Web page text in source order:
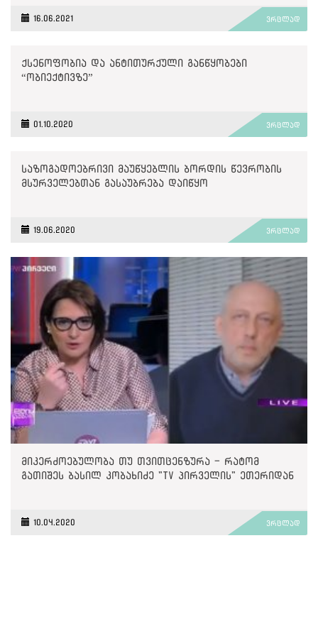
16.06.2021 ვრცლად
ქსენოფობია და ანტითურქული განწყობები
“ობიექტივზე”
01.10.2020 ვრცლად
საზოგადოებრივი მაუწყებლის ბორდის წევრობის
მსურველებთან გასაუბრება დაიწყო
19.06.2020 ვრცლად
მიკერძოებულობა თუ თვითცენზურა - რატომ
გათიშეს ბასილ კობახიძე "TV პირველის" ეთერიდან
10.04.2020 ვრცლად